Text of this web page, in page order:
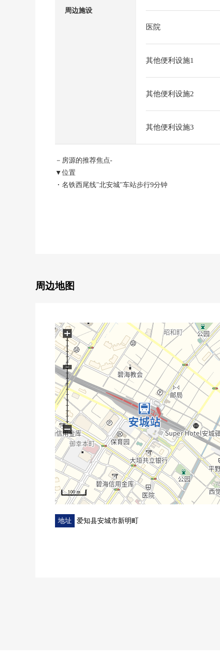
周边施设
医院
其他便利设施1
其他便利设施2
其他便利设施3
－房源的推荐焦点-
▼位置
・名铁西尾线"北安城"车站步行9分钟
▼周边环境
■ 在找想要的家方面给予帮助的━━━━━・・・
房源的详细、需讨论是如有意向，请跟我们联系。
周边地图
100 m
+
−
地址 爱知县安城市新明町